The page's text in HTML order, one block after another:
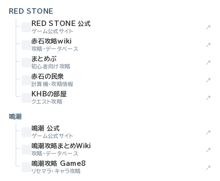
RED STONE
RED STONE 公式
ゲーム公式サイト
↗
赤石攻略wiki
攻略・データベース
↗
まとめぶ
初心者向け攻略
↗
赤石の民衆
計算機・攻略情報
↗
KHBの部屋
クエスト攻略
↗
鳴潮
鳴潮 公式
ゲーム公式サイト
↗
鳴潮攻略まとめWiki
攻略・データベース
↗
鳴潮攻略 Game8
リセマラ・キャラ攻略
↗